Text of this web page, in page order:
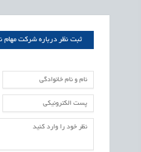
ثبت نظر درباره شرکت مهام نیروی لوت